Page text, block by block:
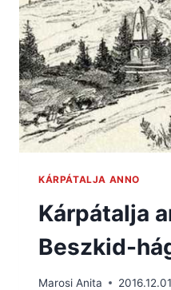
KÁRPÁTALJA ANNO
Kárpátalja
Beszkid-
Marosi Anita